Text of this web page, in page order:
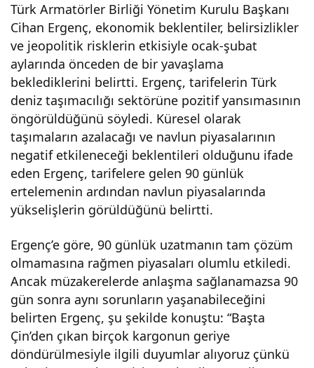
Türk Armatörler Birliği Yönetim Kurulu Başkanı
Cihan Ergenç, ekonomik beklentiler, belirsizlikler
ve jeopolitik risklerin etkisiyle ocak-şubat
aylarında önceden de bir yavaşlama
beklediklerini belirtti. Ergenç, tarifelerin Türk
deniz taşımacılığı sektörüne pozitif yansımasının
öngörüldüğünü söyledi. Küresel olarak
taşımaların azalacağı ve navlun piyasalarının
negatif etkileneceği beklentileri olduğunu ifade
eden Ergenç, tarifelere gelen 90 günlük
ertelemenin ardından navlun piyasalarında
yükselişlerin görüldüğünü belirtti.
Ergenç’e göre, 90 günlük uzatmanın tam çözüm
olmamasına rağmen piyasaları olumlu etkiledi.
Ancak müzakerelerde anlaşma sağlanamazsa 90
gün sonra aynı sorunların yaşanabileceğini
belirten Ergenç, şu şekilde konuştu: “Başta
Çin’den çıkan birçok kargonun geriye
döndürülmesiyle ilgili duyumlar alıyoruz çünkü